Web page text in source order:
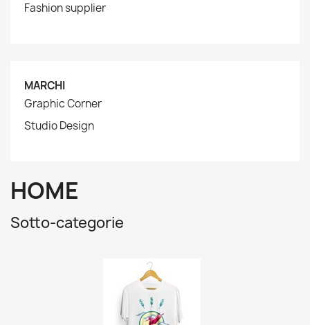
Fashion supplier
MARCHI
Graphic Corner
Studio Design
HOME
Sotto-categorie